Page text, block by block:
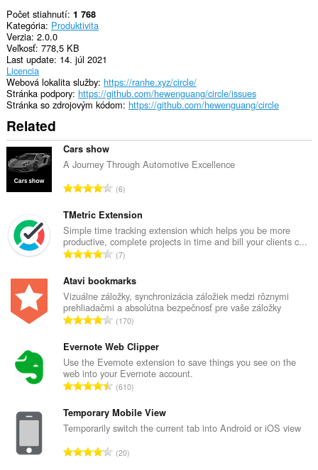
Počet stiahnutí 1 768
Kategória Produktivita
Verzia 2.0.0
Veľkosť 778,5 KB
Last update 14. júl 2021
Licencia
Webová lokalita služby https://ranhe.xyz/circle/
Stránka podpory https://github.com/hewenguang/circle/issues
Stránka so zdrojovým kódom https://github.com/hewenguang/circle
Related
Cars show
A Journey Through Automotive Excellence
C
l
k
o
v
p
o
č
e
t
h
o
d
o
t
n
6
TMetric Extension
Simple time tracking extension which helps you be more
productive, complete projects in time and bill your clients c...
C
l
k
o
v
p
o
č
e
t
h
d
7
Atavi bookmarks
Vizuálne záložky, synchronizácia záložiek medzi rôznymi
prehliadačmi a absolútna bezpečnosť pre vaše záložky
C
l
k
o
v
p
o
č
e
170
Evernote Web Clipper
Use the Evernote extension to save things you see on the
web into your Evernote account.
C
l
k
v
610
Temporary Mobile View
Temporarily switch the current tab into Android or iOS view
C20